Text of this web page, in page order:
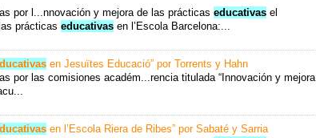
por l...nnovación y mejora de las prácticas educativas el
prácticas educativas en l’Escola Barcelona:...
en Jesuïtes Educació” por Torrents y Hahn
por las comisiones académ...rencia titulada “Innovación y mejora
en l’Escola Riera de Ribes” por Sabaté y Sarria